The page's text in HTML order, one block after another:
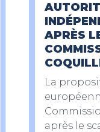
APRÈS
La
après le